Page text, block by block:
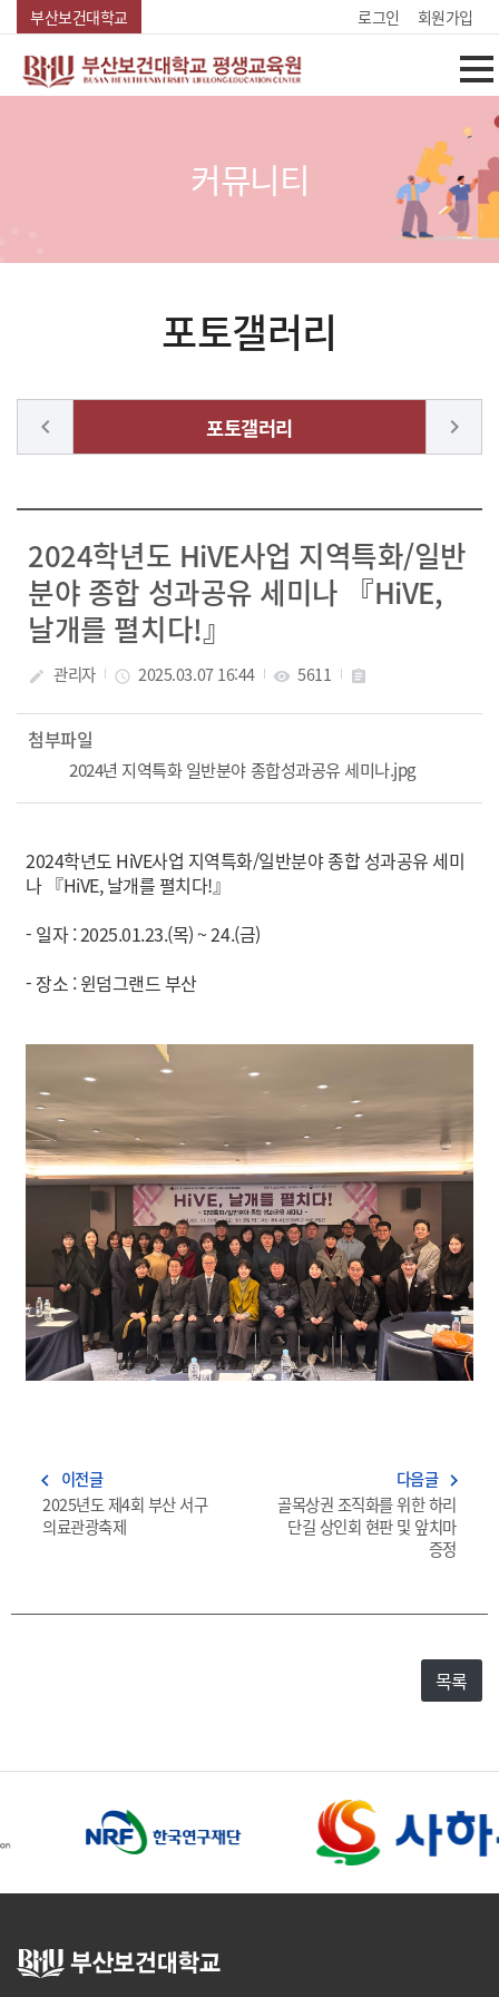
Skip Menu
부산보건대학교 로그인 회원가입
커뮤니티
포토갤러리
포토갤러리
chevron_left chevron_right
2024학년도 HiVE사업 지역특화/일반
분야 종합 성과공유 세미나 『HiVE,
날개를 펼치다!』
create 관리자 access_time 2025.03.07 16:44 visibility 5611 assignment
첨부파일
2024년 지역특화 일반분야 종합성과공유 세미나.jpg
2024학년도 HiVE사업 지역특화/일반분야 종합 성과공유 세미
나 『HiVE, 날개를 펼치다!』
- 일자 : 2025.01.23.(목) ~ 24.(금)
- 장소 : 윈덤그랜드 부산
navigate_before 이전글
2025년도 제4회 부산 서구
의료관광축제
다음글 navigate_next
골목상권 조직화를 위한 하리
단길 상인회 현판 및 앞치마
증정
목록